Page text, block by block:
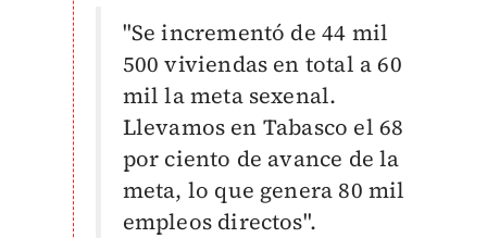
"Se incrementó de 44 mil
500 viviendas en total a 60
mil la meta sexenal.
Llevamos en Tabasco el 68
por ciento de avance de la
meta, lo que genera 80 mil
empleos directos".